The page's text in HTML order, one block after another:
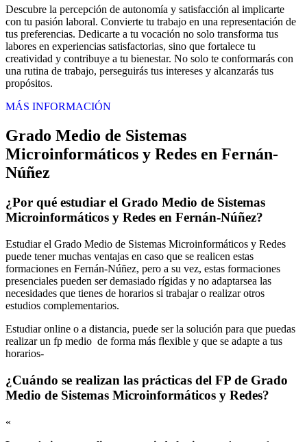
Descubre la percepción de autonomía y satisfacción al implicarte
con tu pasión laboral. Convierte tu trabajo en una representación de
tus preferencias. Dedicarte a tu vocación no solo transforma tus
labores en experiencias satisfactorias, sino que fortalece tu
creatividad y contribuye a tu bienestar. No solo te conformarás con
una rutina de trabajo, perseguirás tus intereses y alcanzarás tus
propósitos.
MÁS INFORMACIÓN
Grado Medio de Sistemas
Microinformáticos y Redes en Fernán-
Núñez
¿Por qué estudiar el Grado Medio de Sistemas
Microinformáticos y Redes en Fernán-Núñez?
Estudiar el Grado Medio de Sistemas Microinformáticos y Redes
puede tener muchas ventajas en caso que se realicen estas
formaciones en Fernán-Núñez, pero a su vez, estas formaciones
presenciales pueden ser demasiado rígidas y no adaptarsea las
necesidades que tienes de horarios si trabajar o realizar otros
estudios complementarios.
Estudiar online o a distancia, puede ser la solución para que puedas
realizar un fp medio de forma más flexible y que se adapte a tus
horarios-
¿Cuándo se realizan las prácticas del FP de Grado
Medio de Sistemas Microinformáticos y Redes?
«